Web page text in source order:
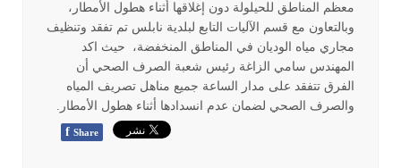
معظم المناطق للحيلولة دون إغلاقها أثناء هطول الأمطار،
وبالتعاون مع قسم الآليات التابع لبلدية نابلس تم تفقد وتنظيف
مجاري مياه الوديان في المناطق المنخفضة، حيث اكد
المهندس سامي الزاغة رئيس شعبة الصرف الصحي أن
الفرق تتفقد على مدار الساعة جميع مناهل تصريف المياه
والصرف الصحي لضمان عدم انسدادها أثناء هطول الأمطار.
f Share